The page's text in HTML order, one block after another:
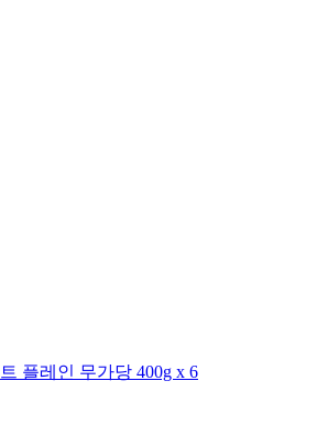
플레인 무가당 400g x 6